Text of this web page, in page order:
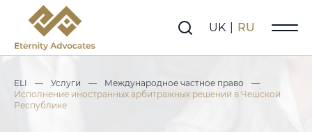
UK RU
ELI — Услуги — Международное частное право
—
Исполнение иностранных арбитражных решений в Чешской
Республике